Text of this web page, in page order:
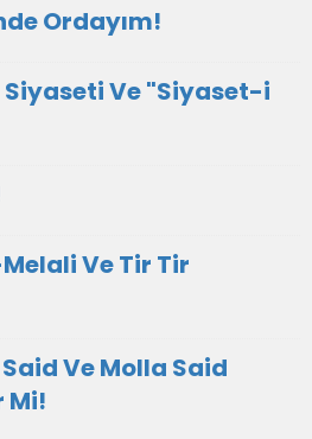
Ordayım!
Ve "Siyaset-i
Ve Tir Tir
Ve Molla Said
Mi!